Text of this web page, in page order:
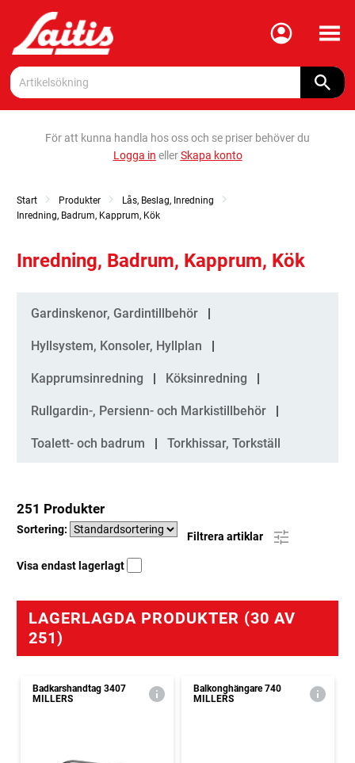
Meny
För att kunna handla hos oss och se priser behöver du
Logga in ellerSkapa konto
Start Produkter
Lås, Beslag, Inredning
Inredning, Badrum, Kapprum, Kök
Inredning, Badrum, Kapprum, Kök
Kategorier
Gardinskenor, Gardintillbehör
Hyllsystem, Konsoler, Hyllplan
Kapprumsinredning Köksinredning
Rullgardin-, Persienn- och Markistillbehör
Toalett- och badrum Torkhissar, Torkställ
251 Produkter
Sortering:
Filtrera artiklar
Visa endast lagerlagt
LAGERLAGDA PRODUKTER (30 AV
251)
Badkarshandtag 3407
MILLERS
Balkonghängare 740
MILLERS